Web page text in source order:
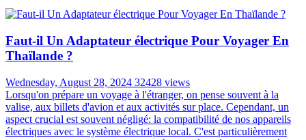
Faut-il Un Adaptateur électrique Pour Voyager En
Thaïlande ?
Wednesday, August 28, 2024 32428 views
Lorsqu'on prépare un voyage à l'étranger, on pense souvent à la
valise, aux billets d'avion et aux activités sur place. Cependant, un
aspect crucial est souvent négligé: la compatibilité de nos appareils
électriques avec le système électrique local. C'est particulièrement